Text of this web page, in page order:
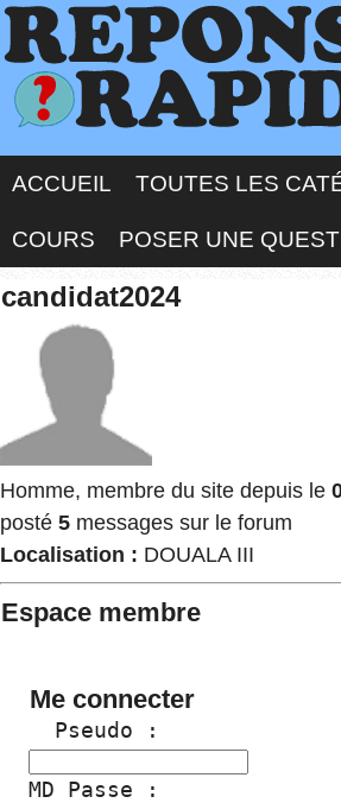
ACCUEIL TOUTES LES
COURS POSER UNE
candidat2024
Homme, membre du site depuis le
posté 5 messages sur le forum
Localisation : DOUALA III
Espace membre
Me connecter
  Pseudo :
MD Passe :